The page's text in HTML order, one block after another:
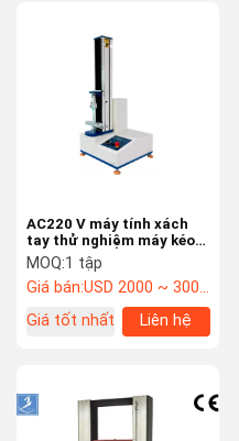
AC220 V máy tính xách
tay thử nghiệm máy kéo
Khởi động Windows
MOQ:1 tập
Giá bán:USD 2000 ~ 3000/set
Giá tốt nhất
Liên hệ